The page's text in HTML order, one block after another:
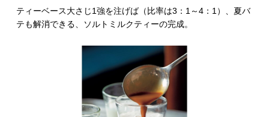
ティーベース大さじ1強を注げば（比率は3：1～4：1）、夏バ
テも解消できる、ソルトミルクティーの完成。